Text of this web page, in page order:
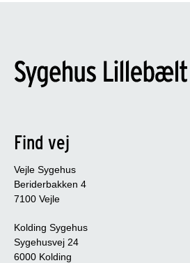
Find vej
Vejle Sygehus
Beriderbakken 4
7100 Vejle
Kolding Sygehus
Sygehusvej 24
6000 Kolding